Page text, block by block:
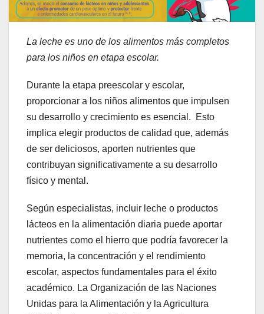
La leche es uno de los alimentos más completos
para los niños en etapa escolar.
Durante la etapa preescolar y escolar,
proporcionar a los niños alimentos que impulsen
su desarrollo y crecimiento es esencial. Esto
implica elegir productos de calidad que, además
de ser deliciosos, aporten nutrientes que
contribuyan significativamente a su desarrollo
físico y mental.
Según especialistas, incluir leche o productos
lácteos en la alimentación diaria puede aportar
nutrientes como el hierro que podría favorecer la
memoria, la concentración y el rendimiento
escolar, aspectos fundamentales para el éxito
académico. La Organización de las Naciones
Unidas para la Alimentación y la Agricultura